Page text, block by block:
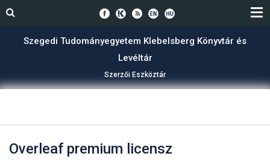
Szegedi Tudományegyetem Klebelsberg Könyvtár és
Levéltár
Szerzői Eszköztár
Overleaf premium licensz